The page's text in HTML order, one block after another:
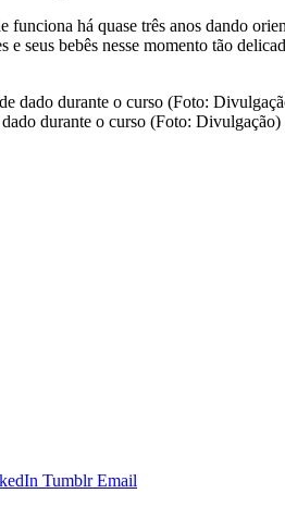
funciona há quase três anos dando
e seus bebês nesse momento tão
durante o curso (Foto: Divulgação)
Tumblr Email